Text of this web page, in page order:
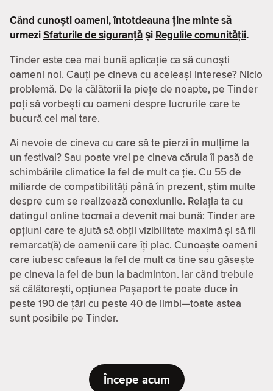
Când cunoști oameni, întotdeauna ține minte să
urmeziSfaturile de siguranțăși Regulile comunității.
Tinder este cea mai bună aplicație ca să cunoști
oameni noi. Cauți pe cineva cu aceleași interese? Nicio
problemă. De la călătorii la piețe de noapte, pe Tinder
poți să vorbești cu oameni despre lucrurile care te
bucură cel mai tare.
Ai nevoie de cineva cu care să te pierzi în mulțime la
un festival? Sau poate vrei pe cineva căruia îi pasă de
schimbările climatice la fel de mult ca ție. Cu 55 de
miliarde de compatibilităţi până în prezent, știm multe
despre cum se realizează conexiunile. Relația ta cu
datingul online tocmai a devenit mai bună: Tinder are
opțiuni care te ajută să obții vizibilitate maximă și să fii
remarcat(ă) de oamenii care îți plac. Cunoaște oameni
care iubesc cafeaua la fel de mult ca tine sau găsește
pe cineva la fel de bun la badminton. Iar când trebuie
să călătorești, opțiunea Pașaport te poate duce în
peste 190 de țări cu peste 40 de limbi—toate astea
sunt posibile pe Tinder.
Începe acum